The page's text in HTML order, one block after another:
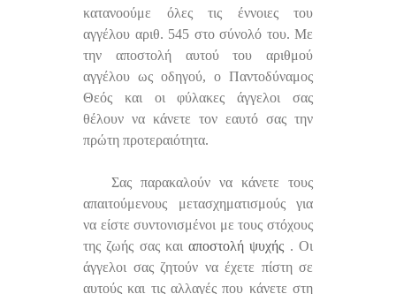
κατανοούμε όλες τις έννοιες του
αγγέλου αριθ. 545 στο σύνολό του. Με
την αποστολή αυτού του αριθμού
αγγέλου ως οδηγού, ο Παντοδύναμος
Θεός και οι φύλακες άγγελοι σας
θέλουν να κάνετε τον εαυτό σας την
πρώτη προτεραιότητα.
Σας παρακαλούν να κάνετε τους
απαιτούμενους μετασχηματισμούς για
να είστε συντονισμένοι με τους στόχους
της ζωής σας καιαποστολή ψυχής . Οι
άγγελοι σας ζητούν να έχετε πίστη σε
αυτούς και τις αλλαγές που κάνετε στη